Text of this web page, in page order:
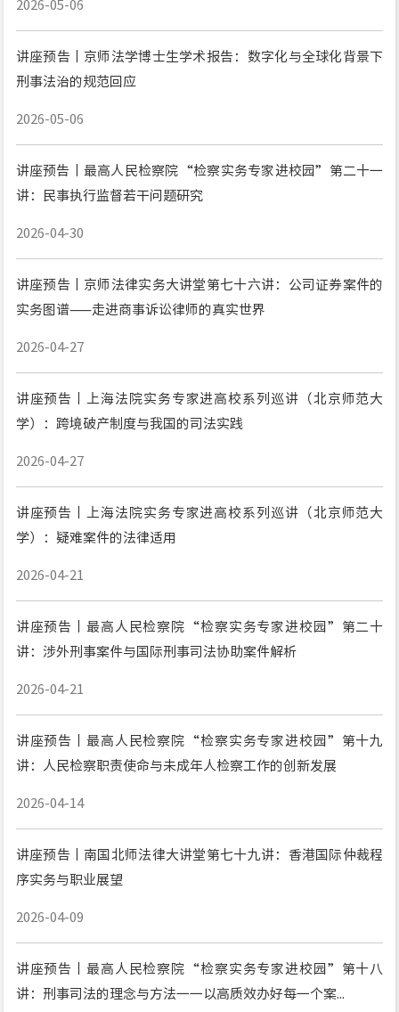
2026-05-06
讲座预告丨京师法学博士生学术报告：数字化与全球化背景下
刑事法治的规范回应
2026-05-06
讲座预告丨最高人民检察院“检察实务专家进校园”第二十一
讲：民事执行监督若干问题研究
2026-04-30
讲座预告丨京师法律实务大讲堂第七十六讲：公司证券案件的
实务图谱——走进商事诉讼律师的真实世界
2026-04-27
讲座预告丨上海法院实务专家进高校系列巡讲（北京师范大
学）：跨境破产制度与我国的司法实践
2026-04-27
讲座预告丨上海法院实务专家进高校系列巡讲（北京师范大
学）：疑难案件的法律适用
2026-04-21
讲座预告丨最高人民检察院“检察实务专家进校园”第二十
讲：涉外刑事案件与国际刑事司法协助案件解析
2026-04-21
讲座预告丨最高人民检察院“检察实务专家进校园”第十九
讲：人民检察职责使命与未成年人检察工作的创新发展
2026-04-14
讲座预告丨南国北师法律大讲堂第七十九讲：香港国际仲裁程
序实务与职业展望
2026-04-09
讲座预告丨最高人民检察院“检察实务专家进校园”第十八
讲：刑事司法的理念与方法一一以高质效办好每一个案...